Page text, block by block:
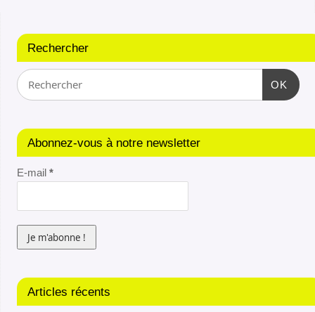
Rechercher
OK
Abonnez-vous à notre newsletter
E-mail *
Articles récents